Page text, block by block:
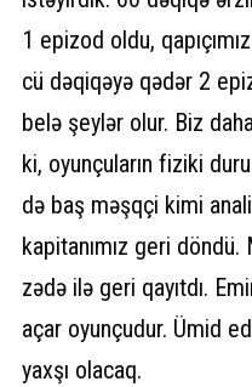
1 epizod oldu,
cü dəqiqəyə qədər 2
belə şeylər olur. Biz
ki, oyunçuların fiziki
də baş məşqçi kimi
kapitanımız geri
zədə ilə geri qayıtdı.
açar oyunçudur. Ümid
yaxşı olacaq.